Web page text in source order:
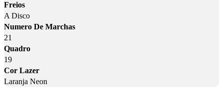
Freios
A Disco
Numero De Marchas
21
Quadro
19
Cor Lazer
Laranja Neon